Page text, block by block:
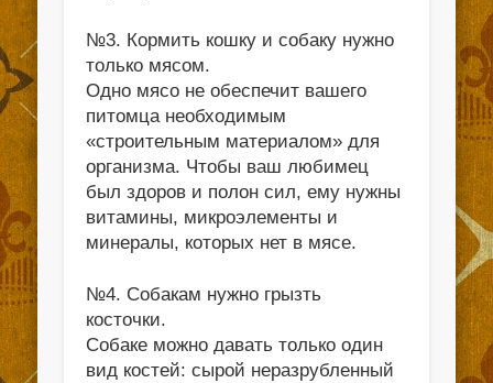
№3. Кормить кошку и собаку нужно
только мясом.
Одно мясо не обеспечит вашего
питомца необходимым
«строительным материалом» для
организма. Чтобы ваш любимец
был здоров и полон сил, ему нужны
витамины, микроэлементы и
минералы, которых нет в мясе.
№4. Собакам нужно грызть
косточки.
Собаке можно давать только один
вид костей: сырой неразрубленный